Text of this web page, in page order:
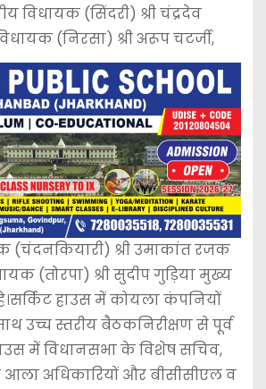
विधायक (सिंदरी) श्री चंद्रदेव
(निरसा) श्री अरूप चटर्जी,
(चंदनकियारी) श्री उमाकांत रजक
(तोरपा) श्री सुदीप गुड़िया मुख्य
हाउस में कोयला कंपनियों
उच्च स्तरीय बैठकनिरीक्षण से पूर्व
में विधानसभा के विशेष सचिव,
आला अधिकारियों और बीसीसीएल व